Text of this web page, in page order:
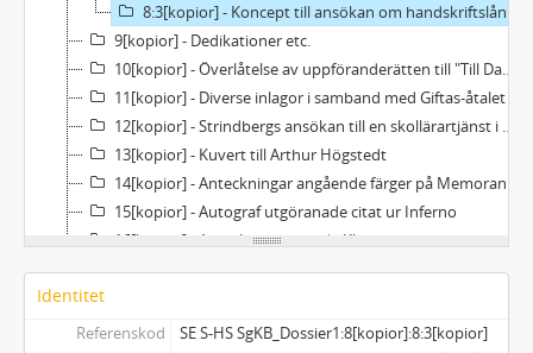
8:3[kopior] - Koncept till ansökan om handskriftslån från Linköpings stiftsbibliotek 1 oktober 1897 jämte koncept till kvittens av detta lån
9[kopior] - Dedikationer etc.
10[kopior] - Överlåtelse av uppföranderätten till "Till Damaskus" åt Svenska Teatern i Helsingfors
11[kopior] - Diverse inlagor i samband med Giftas-åtalet
12[kopior] - Strindbergs ansökan till en skollärartjänst i Sunne
13[kopior] - Kuvert till Arthur Högstedt
14[kopior] - Anteckningar angående färger på Memorandum till medlemmarne af Intima Teatern
15[kopior] - Autograf utgöranade citat ur Inferno
16[kopior] - Anteckning rörande Klubben
Identitet
Referenskod
SE S-HS SgKB_Dossier1:8[kopior]:8:3[kopior]